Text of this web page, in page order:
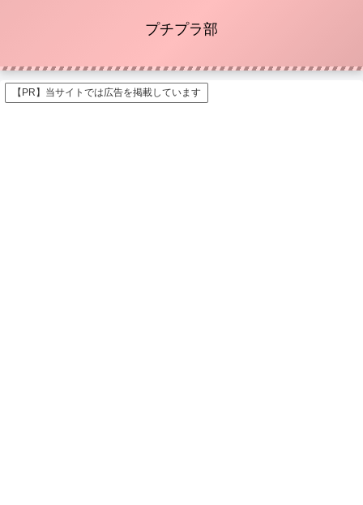
プチプラ部
【PR】当サイトでは広告を掲載しています